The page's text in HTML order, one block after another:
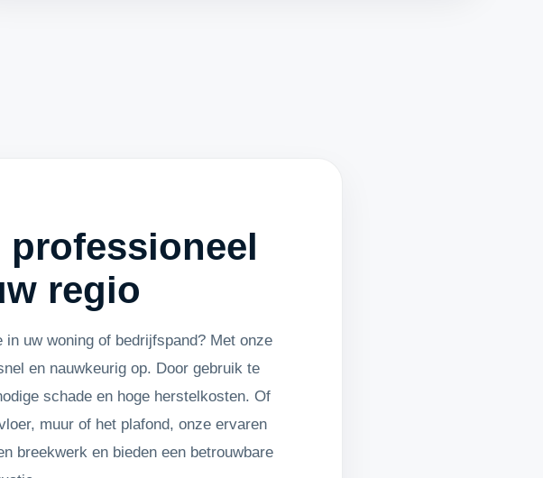
regio
uw woning of bedrijfspand? Met onze
en nauwkeurig op. Door gebruik te
schade en hoge herstelkosten. Of
muur of het plafond, onze ervaren
breekwerk en bieden een betrouwbare